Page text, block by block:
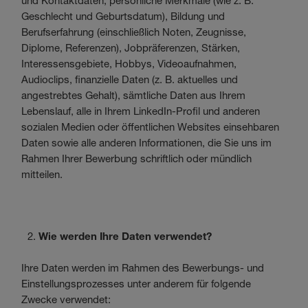
Geschlecht und Geburtsdatum), Bildung und
Berufserfahrung (einschließlich Noten, Zeugnisse,
Diplome, Referenzen), Jobpräferenzen, Stärken,
Interessensgebiete, Hobbys, Videoaufnahmen,
Audioclips, finanzielle Daten (z. B. aktuelles und
angestrebtes Gehalt), sämtliche Daten aus Ihrem
Lebenslauf, alle in Ihrem LinkedIn-Profil und anderen
sozialen Medien oder öffentlichen Websites einsehbaren
Daten sowie alle anderen Informationen, die Sie uns im
Rahmen Ihrer Bewerbung schriftlich oder mündlich
mitteilen.
Wie werden Ihre Daten verwendet?
Ihre Daten werden im Rahmen des Bewerbungs- und
Einstellungsprozesses unter anderem für folgende
Zwecke verwendet: